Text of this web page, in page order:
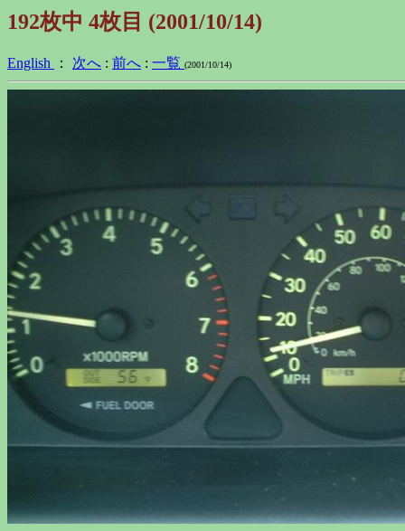
192枚中 4枚目 (2001/10/14)
English ： 次へ : 前へ : 一覧 (2001/10/14)